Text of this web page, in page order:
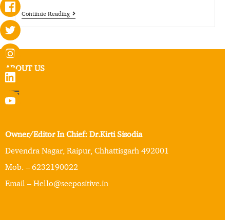
Continue Reading
ABOUT US
Owner/Editor In Chief: Dr.Kirti Sisodia
Devendra Nagar, Raipur, Chhattisgarh 492001
Mob. – 6232190022
Email – Hello@seepositive.in